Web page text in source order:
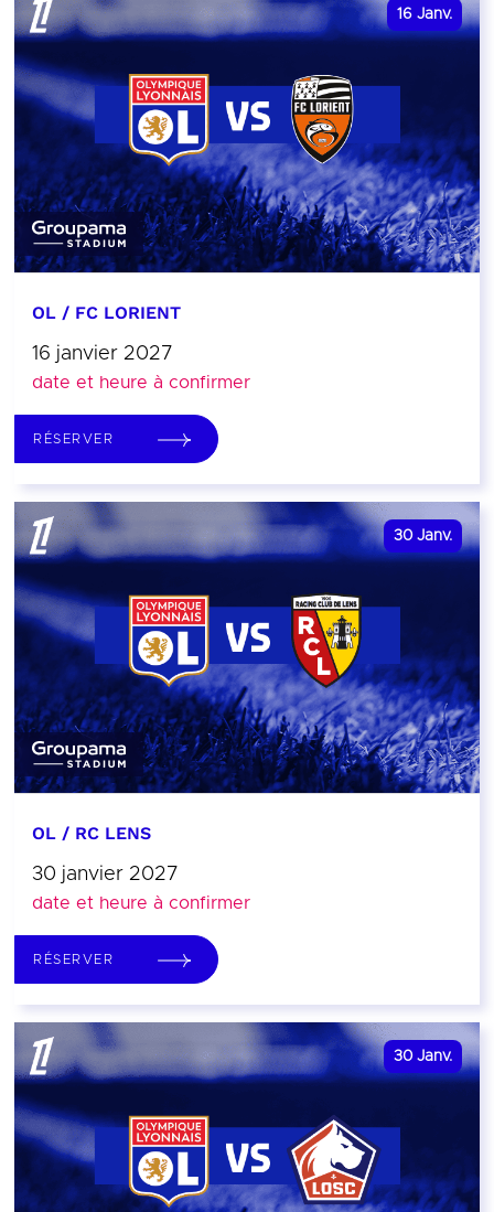
16 Janv.
OL / FC LORIENT
16 janvier 2027
date et heure à confirmer
RÉSERVER
30 Janv.
OL / RC LENS
30 janvier 2027
date et heure à confirmer
RÉSERVER
30 Janv.